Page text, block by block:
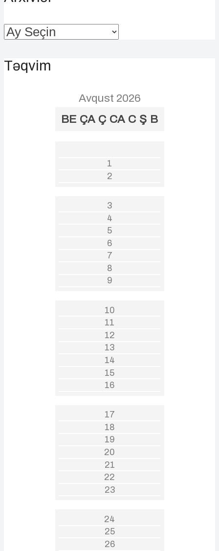
Arxivlər
Təqvim
Avqust 2026
BE ÇA Ç CA C Ş B
1
2
3
4
5
6
7
8
9
10
11
12
13
14
15
16
17
18
19
20
21
22
23
24
25
26